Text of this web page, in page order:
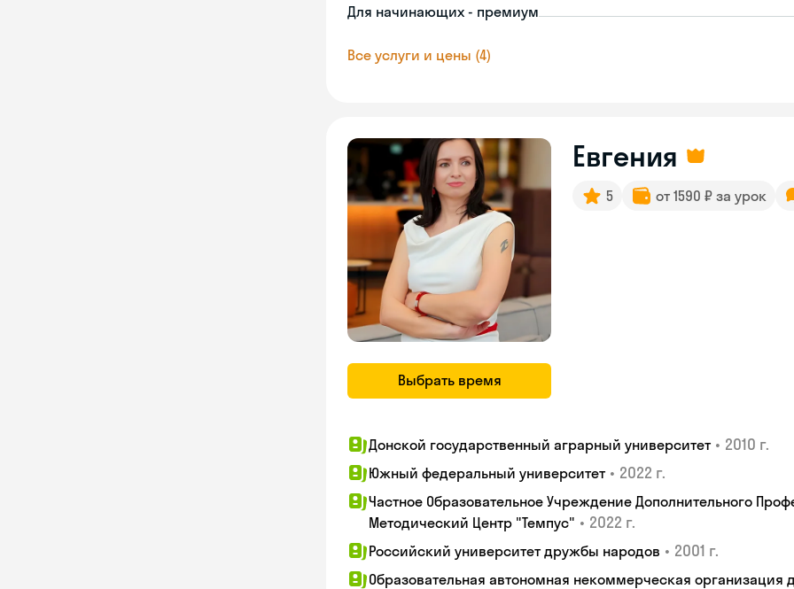
Для начинающих - премиум
Все услуги и цены (4)
Выбрать время
Евгения
5 от 1590 ₽ за урок
Донской государственный аграрный университет • 2010 г.
Южный федеральный университет • 2022 г.
Частное Образовательное Учреждение Дополнительного
Методический Центр "Темпус" • 2022 г.
Российский университет дружбы народов • 2001 г.
Образовательная автономная некоммерческая организация